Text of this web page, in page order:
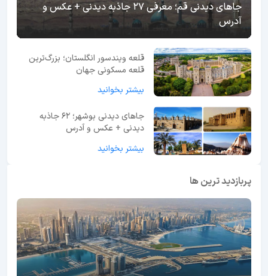
جاهای دیدنی قم؛ معرفی 27 جاذبه دیدنی + عکس و
آدرس
قلعه ویندسور انگلستان؛ بزرگ‌ترین
قلعه مسکونی جهان
بیشتر بخوانید
جاهای دیدنی بوشهر؛ 62 جاذبه
دیدنی + عکس و آدرس
بیشتر بخوانید
پربازدید ترین ها